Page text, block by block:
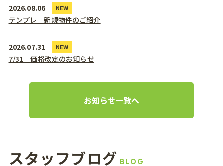
2026.08.06 NEW
テンプレ 新規物件のご紹介
2026.07.31 NEW
7/31 価格改定のお知らせ
お知らせ一覧へ
スタッフブログ BLOG